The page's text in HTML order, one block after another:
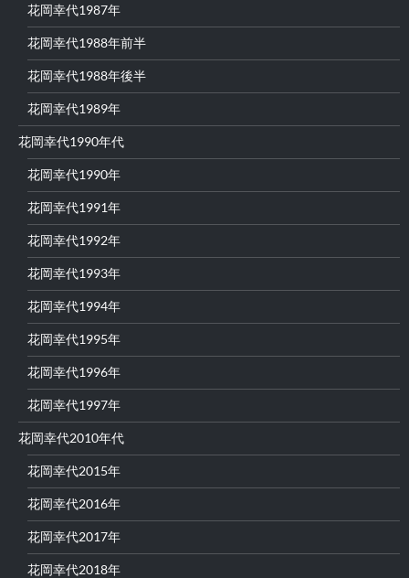
花岡幸代1987年
花岡幸代1988年前半
花岡幸代1988年後半
花岡幸代1989年
花岡幸代1990年代
花岡幸代1990年
花岡幸代1991年
花岡幸代1992年
花岡幸代1993年
花岡幸代1994年
花岡幸代1995年
花岡幸代1996年
花岡幸代1997年
花岡幸代2010年代
花岡幸代2015年
花岡幸代2016年
花岡幸代2017年
花岡幸代2018年